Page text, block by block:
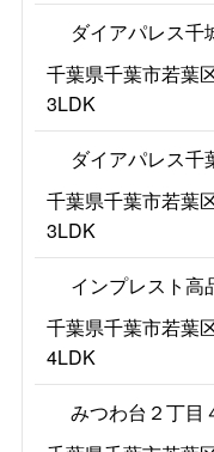
ダイアパレス千
千葉県千葉市若葉
3LDK
ダイアパレス千
千葉県千葉市若葉
3LDK
インプレスト高
千葉県千葉市若葉
4LDK
みつわ台２丁目